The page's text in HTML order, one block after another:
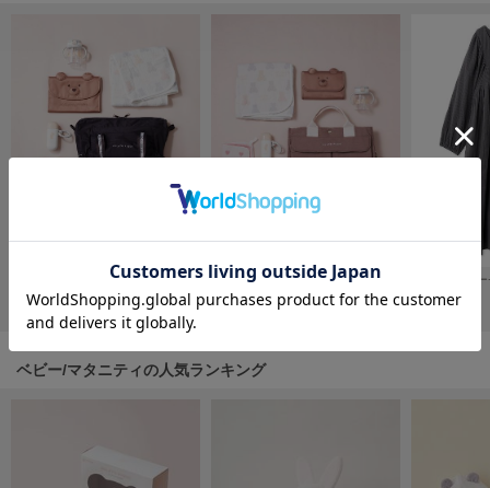
FURFUR
ファーファー
gelato pique
gelato pique Sleep
グラミチ
¥9,900
¥8,910
マタニティガ
¥9,900
ベビー/マタニティの人気ランキング